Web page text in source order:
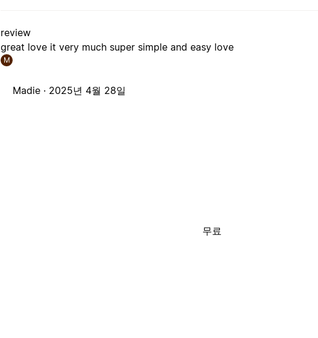
review
great love it very much super simple and easy love
M
Madie · 2025년 4월 28일
무료